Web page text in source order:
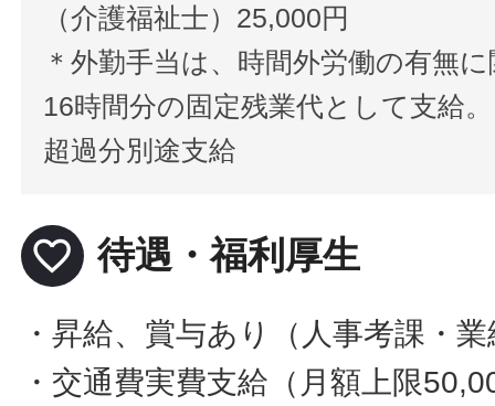
（介護福祉士）25,000円
＊外勤手当は、時間外労働の有無
16時間分の固定残業代として支給。
超過分別途支給
favorite_border 待遇・福利厚生
・昇給、賞与あり（人事考課・
・交通費実費支給（月額上限